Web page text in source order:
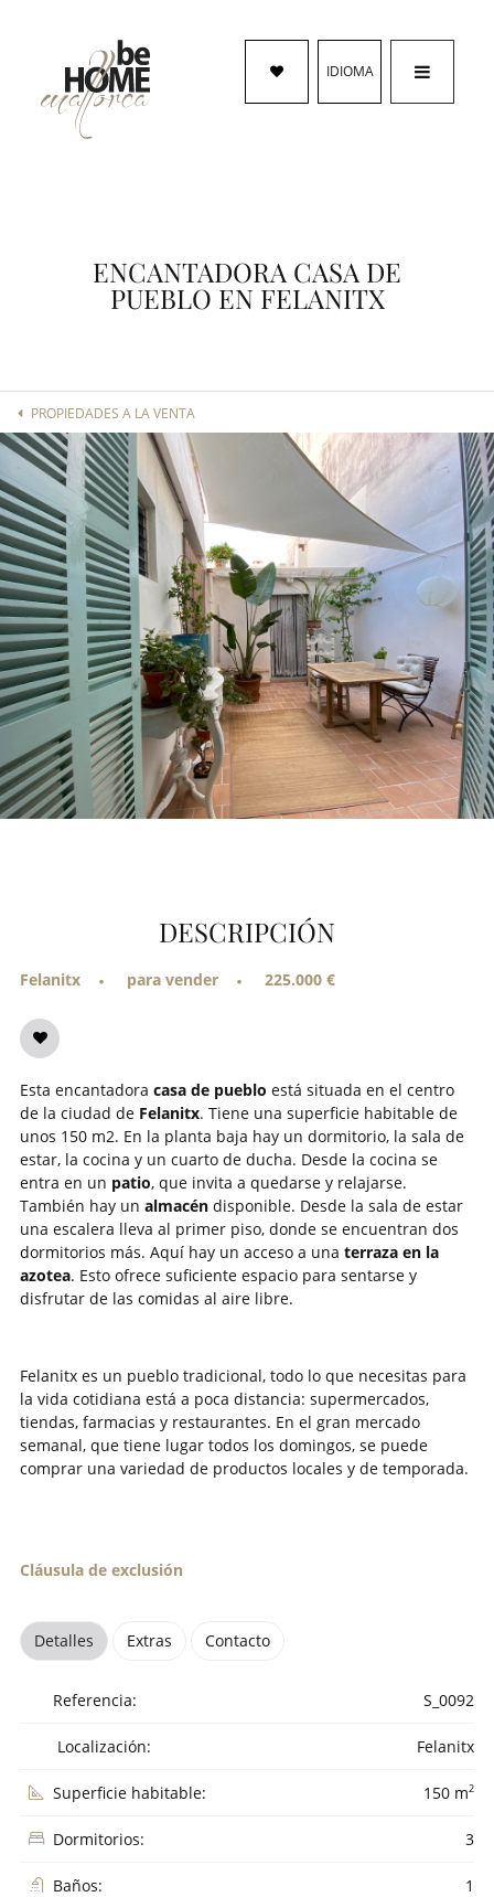
IDIOMA
ENCANTADORA CASA DE
PUEBLO EN FELANITX
PROPIEDADES A LA VENTA
DESCRIPCIÓN
Felanitx para vender 225.000 €
Esta encantadora casa de pueblo está situada en el centro
de la ciudad de Felanitx. Tiene una superficie habitable de
unos 150 m2. En la planta baja hay un dormitorio, la sala de
estar, la cocina y un cuarto de ducha. Desde la cocina se
entra en un patio, que invita a quedarse y relajarse.
También hay un almacén disponible. Desde la sala de estar
una escalera lleva al primer piso, donde se encuentran dos
dormitorios más. Aquí hay un acceso a una terraza en la
azotea. Esto ofrece suficiente espacio para sentarse y
disfrutar de las comidas al aire libre.
Felanitx es un pueblo tradicional, todo lo que necesitas para
la vida cotidiana está a poca distancia: supermercados,
tiendas, farmacias y restaurantes. En el gran mercado
semanal, que tiene lugar todos los domingos, se puede
comprar una variedad de productos locales y de temporada.
Cláusula de exclusión
Detalles Extras Contacto
Referencia: S_0092
Localización: Felanitx
Superficie habitable: 150 m2
Dormitorios: 3
Baños: 1